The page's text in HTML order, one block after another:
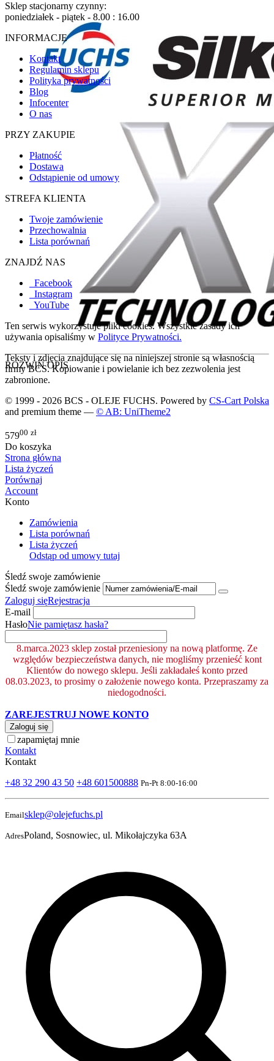
ROZWIŃ OPIS
Sklep stacjonarny czynny:
poniedziałek - piątek - 8.00 : 16.00
INFORMACJE
Kontakt
Regulamin sklepu
Polityka prywatności
Blog
Infocenter
O nas
PRZY ZAKUPIE
Płatność
Dostawa
Odstąpienie od umowy
STREFA KLIENTA
Twoje zamówienie
Przechowalnia
Lista porównań
ZNAJDŹ NAS
Facebook
Instagram
YouTube
Ten serwis wykorzystuje pliki cookies. Wszystkie zasady ich
używania opisaliśmy w Polityce Prywatności.
Teksty i zdjęcia znajdujące się na niniejszej stronie są własnością
firmy BCS. Kopiowanie i powielanie ich bez zezwolenia jest
zabronione.
© 1999 - 2026 BCS - OLEJE FUCHS. Powered by CS-Cart Polska
and premium theme — © AB: UniTheme2
57900 zł
Do koszyka
Strona główna
Lista życzeń
Porównaj
Account
Konto
Zamówienia
Lista porównań
Lista życzeń
Odstąp od umowy tutaj
Śledź swoje zamówienie
Śledź swoje zamówienie
Zaloguj sięRejestracja
E-mail
HasłoNie pamiętasz hasła?
8.marca.2023 sklep został przeniesiony na nową platformę. Ze
względów bezpieczeństwa danych, nie mogliśmy przenieść kont
Klientów do nowego sklepu. Jeśli zakładałeś konto przed
08.03.2023, to prosimy o założenie nowego konta. Przepraszamy za
niedogodności.
ZAREJESTRUJ NOWE KONTO
Zaloguj się
zapamiętaj mnie
Kontakt
Kontakt
+48 32 290 43 50 +48 601500888 Pn-Pt 8:00-16:00
Emailsklep@olejefuchs.pl
AdresPoland, Sosnowiec, ul. Mikołajczyka 63A